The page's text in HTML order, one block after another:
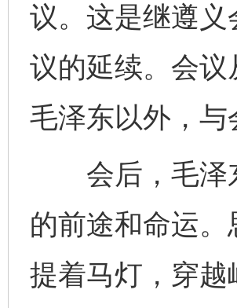
议。这是继遵
议的延续。会
毛泽东以外，
会后，毛泽东
的前途和命运
提着马灯，穿